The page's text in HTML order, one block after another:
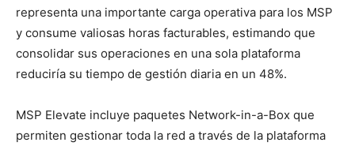
representa una importante carga operativa para los MSP
y consume valiosas horas facturables, estimando que
consolidar sus operaciones en una sola plataforma
reduciría su tiempo de gestión diaria en un 48%.
MSP Elevate incluye paquetes Network-in-a-Box que
permiten gestionar toda la red a través de la plataforma